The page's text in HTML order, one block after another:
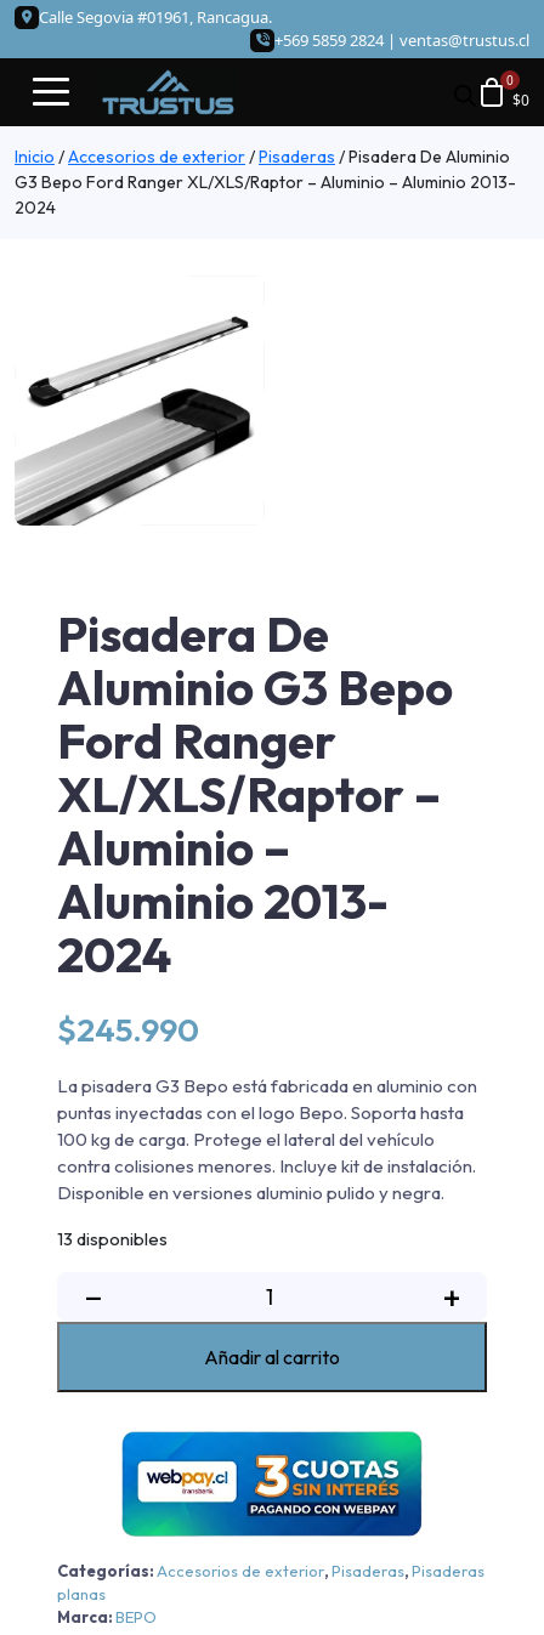
Calle Segovia #01961, Rancagua.
+569 5859 2824 | ventas@trustus.cl
$0
Inicio /Accesorios de exterior/Pisaderas /Pisadera De Aluminio
G3 Bepo Ford Ranger XL/XLS/Raptor – Aluminio – Aluminio 2013-
2024
Pisadera De
Aluminio G3 Bepo
Ford Ranger
XL/XLS/Raptor –
Aluminio –
Aluminio 2013-
2024
$245.990
La pisadera G3 Bepo está fabricada en aluminio con
puntas inyectadas con el logo Bepo. Soporta hasta
100 kg de carga. Protege el lateral del vehículo
contra colisiones menores. Incluye kit de instalación.
Disponible en versiones aluminio pulido y negra.
13 disponibles
−
De
Ford
Ranger
XL/XLS/Raptor
-
-
Aluminio
+
Añadir al carrito
Categorías: Accesorios de exterior,Pisaderas,Pisaderas
planas
Marca:BEPO